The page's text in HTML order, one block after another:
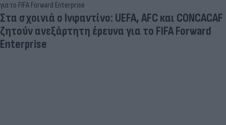
Στα σχοινιά ο Ινφαντίνο: UEFA, AFC και CONCACAF
ζητούν ανεξάρτητη έρευνα για το FIFA Forward
Enterprise